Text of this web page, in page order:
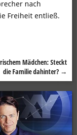
nach
Freiheit entließ.
Mädchen: Steckt
die Familie dahinter? →